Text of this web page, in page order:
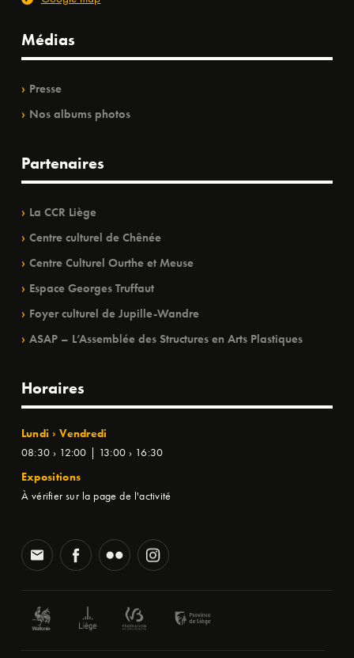
Médias
Presse
Nos albums photos
Partenaires
La CCR Liège
Centre culturel de Chênée
Centre Culturel Ourthe et Meuse
Espace Georges Truffaut
Foyer culturel de Jupille-Wandre
ASAP – L’Assemblée des Structures en Arts Plastiques
Horaires
Lundi › Vendredi
08:30 › 12:00 | 13:00 › 16:30
Expositions
À vérifier sur la page de l'activité